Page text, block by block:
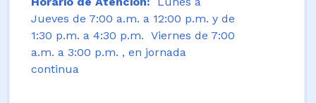
Jueves de 7:00 a.m. a 12:00 p.m. y de
1:30 p.m. a 4:30 p.m. Viernes de 7:00
a.m. a 3:00 p.m. , en jornada
continua